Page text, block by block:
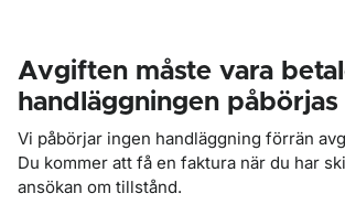
Avgiften måste vara
handläggningen påbörjas
Vi påbörjar ingen handläggning förrän
Du kommer att få en faktura när du har
ansökan om tillstånd.